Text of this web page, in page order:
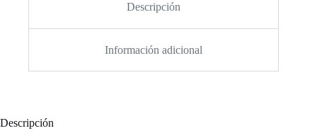
Descripción
Información adicional
Descripción